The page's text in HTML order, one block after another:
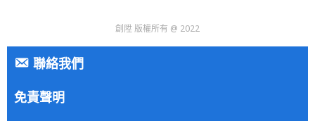
創陞 版權所有 @ 2022
聯絡我們
免責聲明